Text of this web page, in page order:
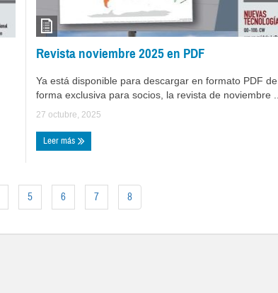
Revista noviembre 2025 en PDF
Ya está disponible para descargar en formato PDF de
forma exclusiva para socios, la revista de noviembre ...
27 octubre, 2025
Leer más
5 6 7 8